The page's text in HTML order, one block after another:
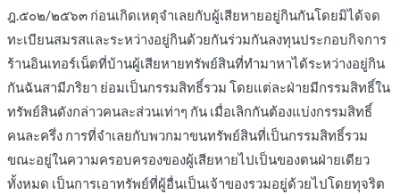
ฎ.๕๐๒/๒๕๖๓ ก่อนเกิดเหตุจำเลยกับผู้เสียหายอยู่กินกันโดยมิได้จด
ทะเบียนสมรสและระหว่างอยู่กินด้วยกันร่วมกันลงทุนประกอบกิจการ
ร้านอินเทอร์เน็ตที่บ้านผู้เสียหายทรัพย์สินที่ทำมาหาได้ระหว่างอยู่กิน
กันฉันสามีภริยา ย่อมเป็นกรรมสิทธิ์รวม โดยแต่ละฝ่ายมีกรรมสิทธิ์ใน
ทรัพย์สินดังกล่าวคนละส่วนเท่าๆ กัน เมื่อเลิกกันต้องแบ่งกรรมสิทธิ์
คนละครึ่ง การที่จำเลยกับพวกมาขนทรัพย์สินที่เป็นกรรมสิทธิ์รวม
ขณะอยู่ในความครอบครองของผู้เสียหายไปเป็นของตนฝ่ายเดียว
ทั้งหมด เป็นการเอาทรัพย์ที่ผู้อื่นเป็นเจ้าของรวมอยู่ด้วยไปโดยทุจริต